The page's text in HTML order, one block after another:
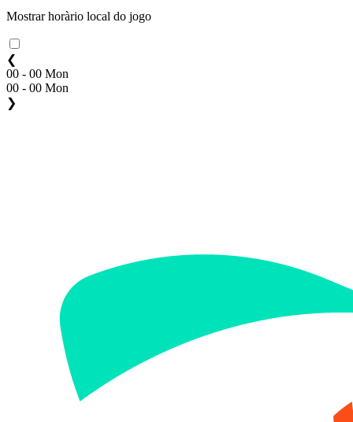
Mostrar horàrio local do jogo
❮
00 - 00 Mon
00 - 00 Mon
❯